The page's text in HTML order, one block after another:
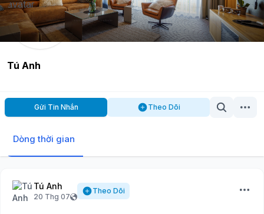
Tú Anh
Gửi Tin Nhắn Theo Dõi
Dòng thời gian
Tú Anh
20 Thg 07
Theo Dõi